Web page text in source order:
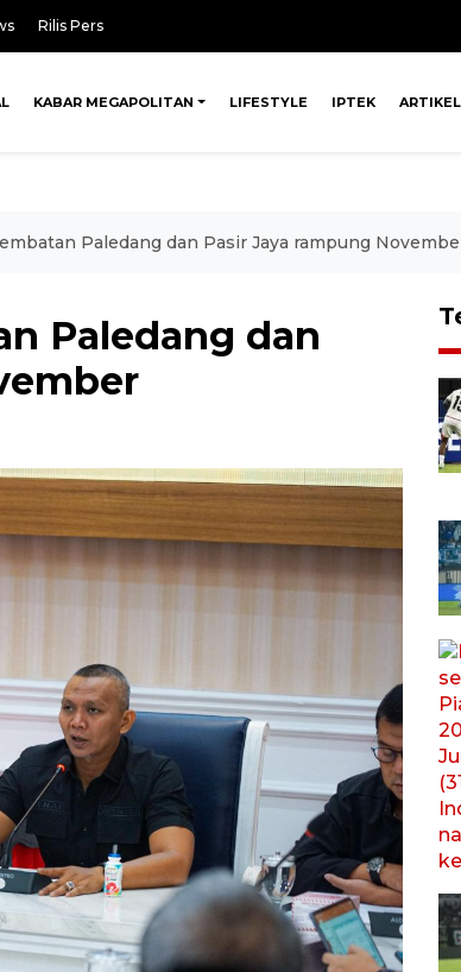
Rilis Pers
KABAR MEGAPOLITAN LIFESTYLE IPTEK ARTIKEL
Paledang dan Pasir Jaya rampung
Paledang dan